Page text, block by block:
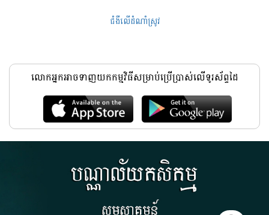
ជំងឺលើដំណាំស្រូវ
លោកអ្នកអាចទាញយកកម្មវិធីសម្រាប់ប្រើប្រាស់លើទូរស័ព្ទដៃ